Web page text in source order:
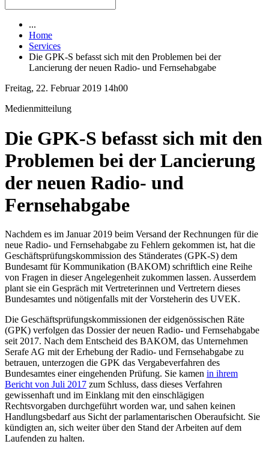
...
Home
Services
Die GPK-S befasst sich mit den Problemen bei der
Lancierung der neuen Radio- und Fernsehabgabe
Freitag, 22. Februar 2019 14h00
Medienmitteilung
Die GPK-S befasst sich mit den
Problemen bei der Lancierung
der neuen Radio- und
Fernsehabgabe
Nachdem es im Januar 2019 beim Versand der Rechnungen für die
neue Radio- und Fernsehabgabe zu Fehlern gekommen ist, hat die
Geschäftsprüfungskommission des Ständerates (GPK-S) dem
Bundesamt für Kommunikation (BAKOM) schriftlich eine Reihe
von Fragen in dieser Angelegenheit zukommen lassen. Ausserdem
plant sie ein Gespräch mit Vertreterinnen und Vertretern dieses
Bundesamtes und nötigenfalls mit der Vorsteherin des UVEK.
​Die Geschäftsprüfungskommissionen der eidgenössischen Räte
(GPK) verfolgen das Dossier der neuen Radio- und Fernsehabgabe
seit 2017. Nach dem Entscheid des BAKOM, das Unternehmen
Serafe AG mit der Erhebung der Radio- und Fernsehabgabe zu
betrauen, unterzogen die GPK das Vergabeverfahren des
Bundesamtes einer eingehenden Prüfung. Sie kamen in ihrem
Bericht von Juli 2017 zum Schluss, dass dieses Verfahren
gewissenhaft und im Einklang mit den einschlägigen
Rechtsvorgaben durchgeführt worden war, und sahen keinen
Handlungsbedarf aus Sicht der parlamentarischen Oberaufsicht. Sie
kündigten an, sich weiter über den Stand der Arbeiten auf dem
Laufenden zu halten.